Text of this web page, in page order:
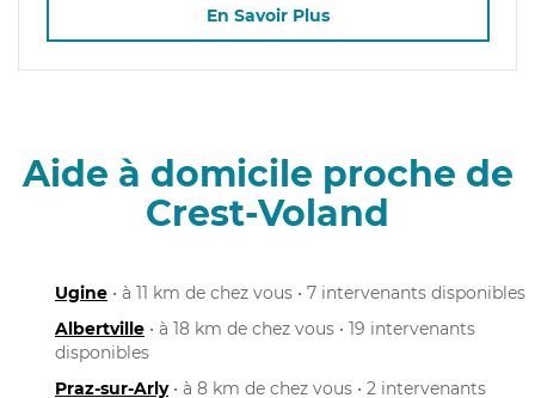
En Savoir Plus
Aide à domicile proche de
Crest-Voland
Ugine • à 11 km de chez vous • 7 intervenants disponibles
Albertville • à 18 km de chez vous • 19 intervenants
disponibles
Praz-sur-Arly• à 8 km de chez vous • 2 intervenants